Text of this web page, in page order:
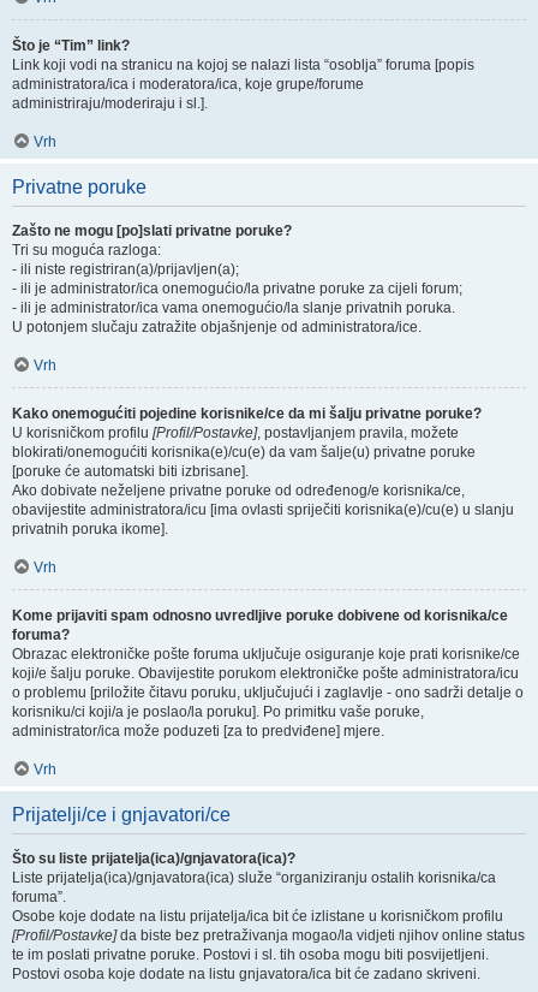
Što je “Tim” link?
Link koji vodi na stranicu na kojoj se nalazi lista “osoblja” foruma [popis
administratora/ica i moderatora/ica, koje grupe/forume
administriraju/moderiraju i sl.].
Vrh
Privatne poruke
Zašto ne mogu [po]slati privatne poruke?
Tri su moguća razloga:
- ili niste registriran(a)/prijavljen(a);
- ili je administrator/ica onemogućio/la privatne poruke za cijeli forum;
- ili je administrator/ica vama onemogućio/la slanje privatnih poruka.
U potonjem slučaju zatražite objašnjenje od administratora/ice.
Vrh
Kako onemogućiti pojedine korisnike/ce da mi šalju privatne poruke?
U korisničkom profilu [Profil/Postavke], postavljanjem pravila, možete
blokirati/onemogućiti korisnika(e)/cu(e) da vam šalje(u) privatne poruke
[poruke će automatski biti izbrisane].
Ako dobivate neželjene privatne poruke od određenog/e korisnika/ce,
obavijestite administratora/icu [ima ovlasti spriječiti korisnika(e)/cu(e) u slanju
privatnih poruka ikome].
Vrh
Kome prijaviti spam odnosno uvredljive poruke dobivene od korisnika/ce
foruma?
Obrazac elektroničke pošte foruma uključuje osiguranje koje prati korisnike/ce
koji/e šalju poruke. Obavijestite porukom elektroničke pošte administratora/icu
o problemu [priložite čitavu poruku, uključujući i zaglavlje - ono sadrži detalje o
korisniku/ci koji/a je poslao/la poruku]. Po primitku vaše poruke,
administrator/ica može poduzeti [za to predviđene] mjere.
Vrh
Prijatelji/ce i gnjavatori/ce
Što su liste prijatelja(ica)/gnjavatora(ica)?
Liste prijatelja(ica)/gnjavatora(ica) služe “organiziranju ostalih korisnika/ca
foruma”.
Osobe koje dodate na listu prijatelja/ica bit će izlistane u korisničkom profilu
[Profil/Postavke]da biste bez pretraživanja mogao/la vidjeti njihov online status
te im poslati privatne poruke. Postovi i sl. tih osoba mogu biti posvijetljeni.
Postovi osoba koje dodate na listu gnjavatora/ica bit će zadano skriveni.